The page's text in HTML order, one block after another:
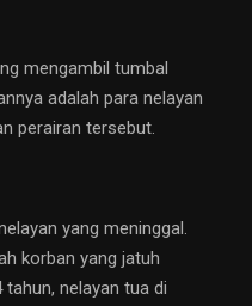
mengambil tumbal
adalah para nelayan
perairan tersebut.
yang meninggal.
korban yang jatuh
tahun, nelayan tua di